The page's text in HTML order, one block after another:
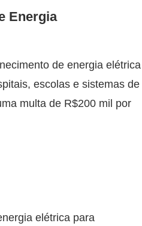
Energia
de energia elétrica
escolas e sistemas de
multa de R$200 mil por
elétrica para